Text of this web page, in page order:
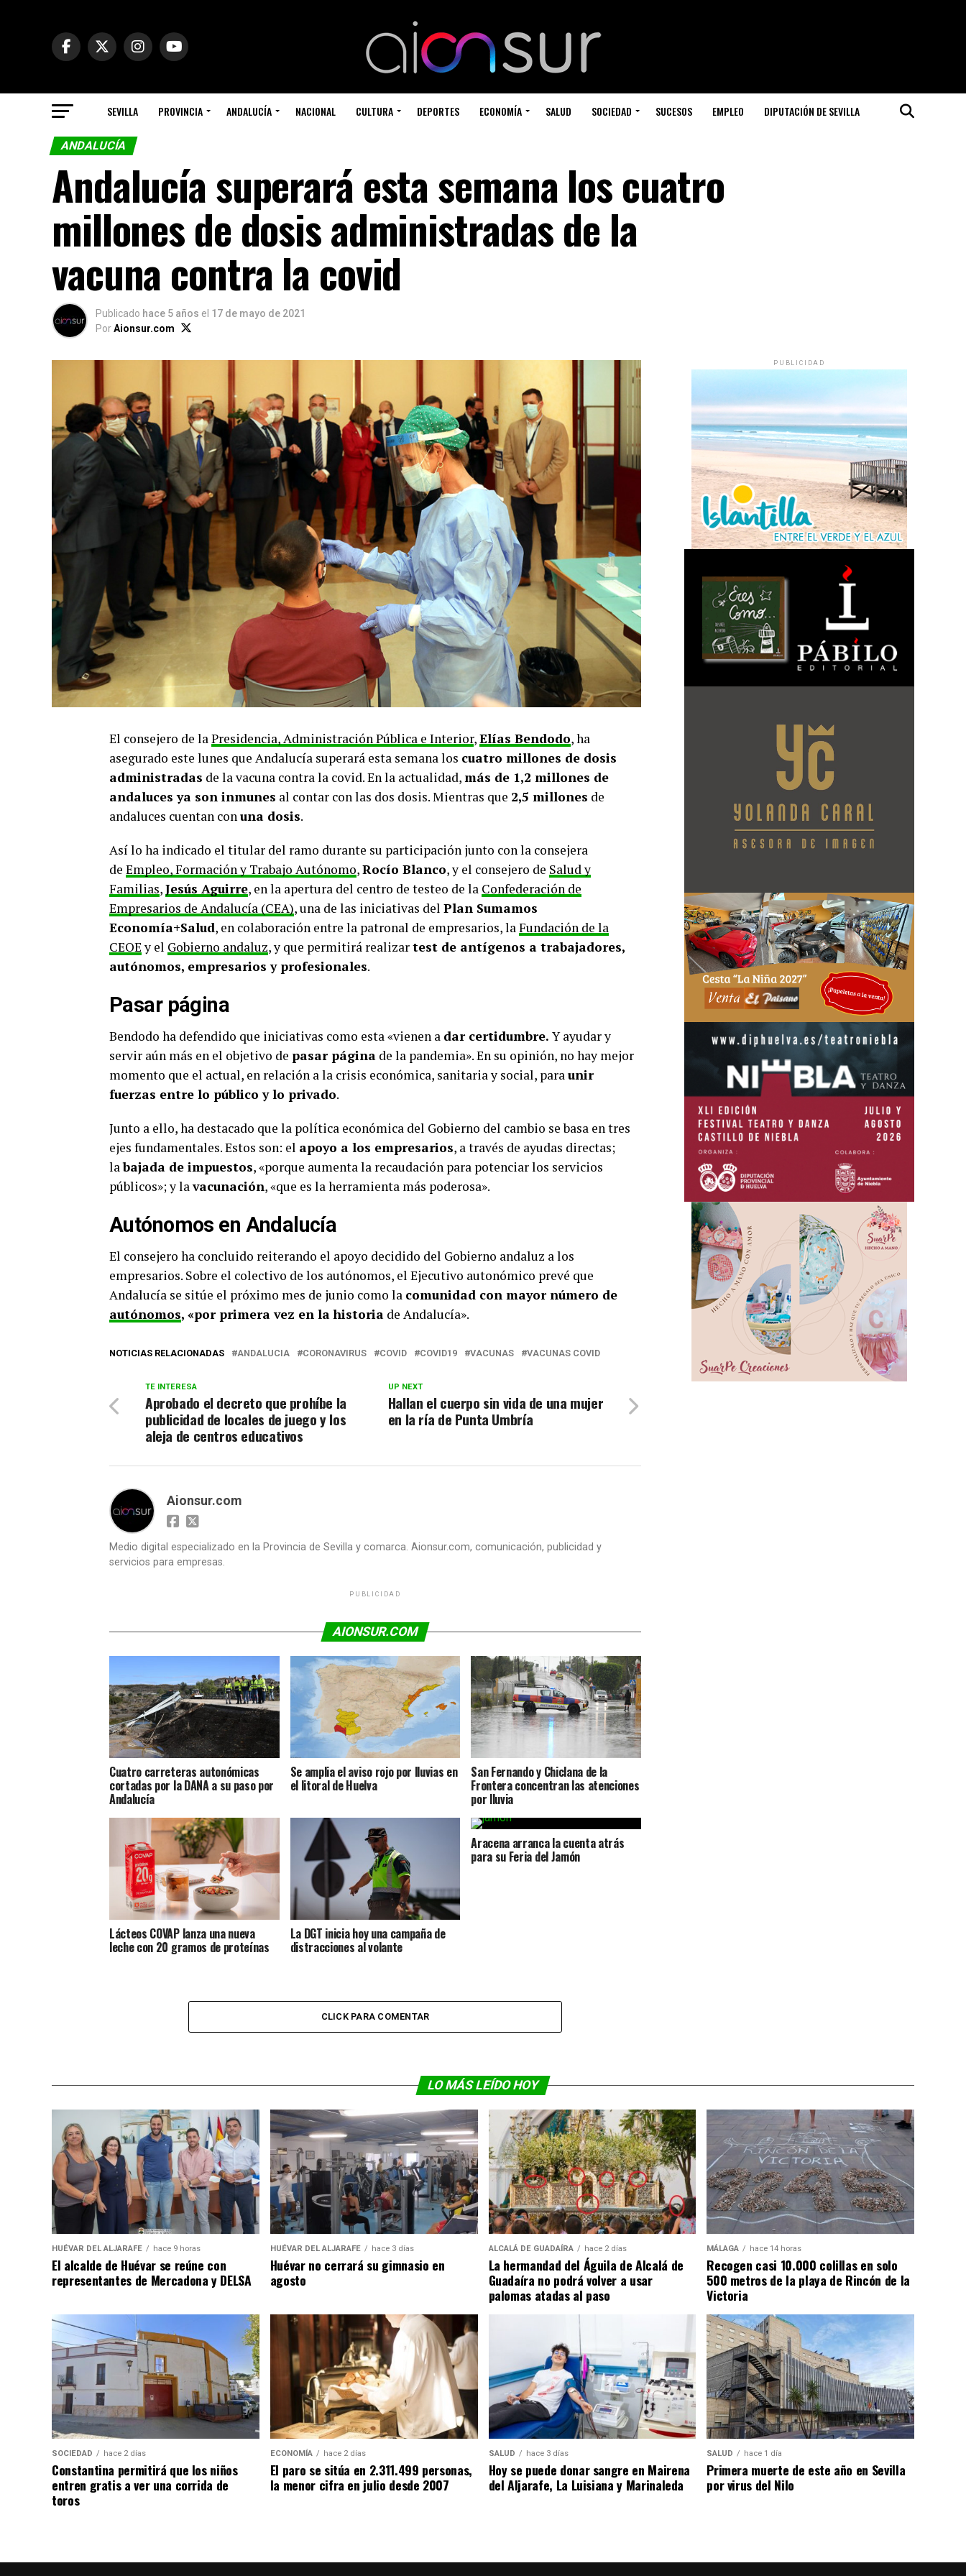
SEVILLA PROVINCIA ANDALUCÍA NACIONAL CULTURA DEPORTES ECONOMÍA SALUD SOCIEDAD SUCESOS EMPLEO DIPUTACIÓN DE SEVILLA
ANDALUCÍA
Andalucía superará esta semana los cuatro
millones de dosis administradas de la
vacuna contra la covid
Publicado hace 5 años el 17 de mayo de 2021
PorAionsur.com
El consejero de laPresidencia, Administración Pública e Interior,Elías Bendodo, ha
asegurado este lunes que Andalucía superará esta semana los cuatro millones de dosis
administradas de la vacuna contra la covid. En la actualidad,más de 1,2 millones de
andaluces ya son inmunes al contar con las dos dosis. Mientras que 2,5 millones de
andaluces cuentan conuna dosis.
Así lo ha indicado el titular del ramo durante su participación junto con la consejera
de Empleo, Formación y Trabajo Autónomo,Rocío Blanco, y el consejero de Salud y
Familias,Jesús Aguirre, en la apertura del centro de testeo de la Confederación de
Empresarios de Andalucía (CEA), una de las iniciativas del Plan Sumamos
Economía+Salud, en colaboración entre la patronal de empresarios, laFundación de la
CEOEy el Gobierno andaluz, y que permitirá realizartest de antígenos a trabajadores,
autónomos, empresarios y profesionales.
Pasar página
Bendodo ha defendido que iniciativas como esta «vienen a dar certidumbre. Y ayudar y
servir aún más en el objetivo de pasar página de la pandemia». En su opinión, no hay mejor
momento que el actual, en relación a la crisis económica, sanitaria y social, paraunir
fuerzas entre lo público y lo privado.
Junto a ello, ha destacado que la política económica del Gobierno del cambio se basa en tres
ejes fundamentales. Estos son: el apoyo a los empresarios, a través de ayudas directas;
labajada de impuestos, «porque aumenta la recaudación para potenciar los servicios
públicos»; y lavacunación, «que es la herramienta más poderosa».
Autónomos en Andalucía
El consejero ha concluido reiterando el apoyo decidido del Gobierno andaluz a los
empresarios. Sobre el colectivo de los autónomos, el Ejecutivo autonómico prevé que
Andalucía se sitúe el próximo mes de junio como la comunidad con mayor número de
autónomos, «por primera vez en la historia de Andalucía».
NOTICIAS RELACIONADAS ANDALUCIA CORONAVIRUS COVID COVID19 VACUNAS VACUNAS COVID
UP NEXT
Hallan el cuerpo sin vida de una mujer
en la ría de Punta Umbría
TE INTERESA
Aprobado el decreto que prohíbe la
publicidad de locales de juego y los
aleja de centros educativos
Aionsur.com
Medio digital especializado en la Provincia de Sevilla y comarca. Aionsur.com, comunicación, publicidad y
servicios para empresas.
PUBLICIDAD
AIONSUR.COM
Cuatro carreteras autonómicas
cortadas por la DANA a su paso por
Andalucía
Se amplia el aviso rojo por lluvias en
el litoral de Huelva
San Fernando y Chiclana de la
Frontera concentran las atenciones
por lluvia
Lácteos COVAP lanza una nueva
leche con 20 gramos de proteínas
La DGT inicia hoy una campaña de
distracciones al volante
Aracena arranca la cuenta atrás
para su Feria del Jamón
CLICK PARA COMENTAR
PUBLICIDAD
LO MÁS LEÍDO HOY
HUÉVAR DEL ALJARAFE hace 9 horas
El alcalde de Huévar se reúne con
representantes de Mercadona y DELSA
HUÉVAR DEL ALJARAFE hace 3 días
Huévar no cerrará su gimnasio en
agosto
ALCALÁ DE GUADAÍRA hace 2 días
La hermandad del Águila de Alcalá de
Guadaíra no podrá volver a usar
palomas atadas al paso
MÁLAGA hace 14 horas
Recogen casi 10.000 colillas en solo
500 metros de la playa de Rincón de la
Victoria
SOCIEDAD hace 2 días
Constantina permitirá que los niños
entren gratis a ver una corrida de
toros
ECONOMÍA hace 2 días
El paro se sitúa en 2.311.499 personas,
la menor cifra en julio desde 2007
SALUD hace 3 días
Hoy se puede donar sangre en Mairena
del Aljarafe, La Luisiana y Marinaleda
SALUD hace 1 día
Primera muerte de este año en Sevilla
por virus del Nilo